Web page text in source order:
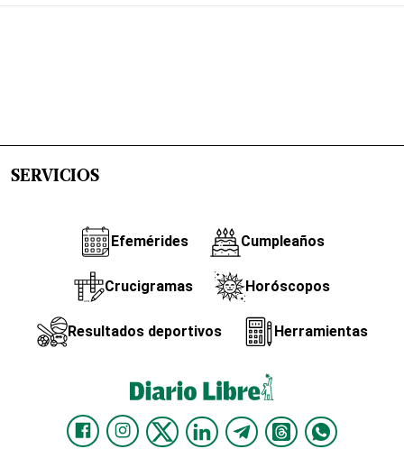
SERVICIOS
Efemérides Cumpleaños
Crucigramas Horóscopos
Resultados deportivos Herramientas